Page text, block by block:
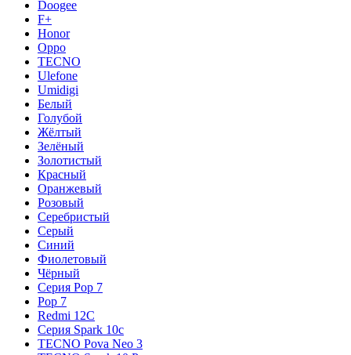
Doogee
F+
Honor
Oppo
TECNO
Ulefone
Umidigi
Белый
Голубой
Жёлтый
Зелёный
Золотистый
Красный
Оранжевый
Розовый
Серебристый
Серый
Синий
Фиолетовый
Чёрный
Серия Pop 7
Pop 7
Redmi 12C
Серия Spark 10c
TECNO Pova Neo 3